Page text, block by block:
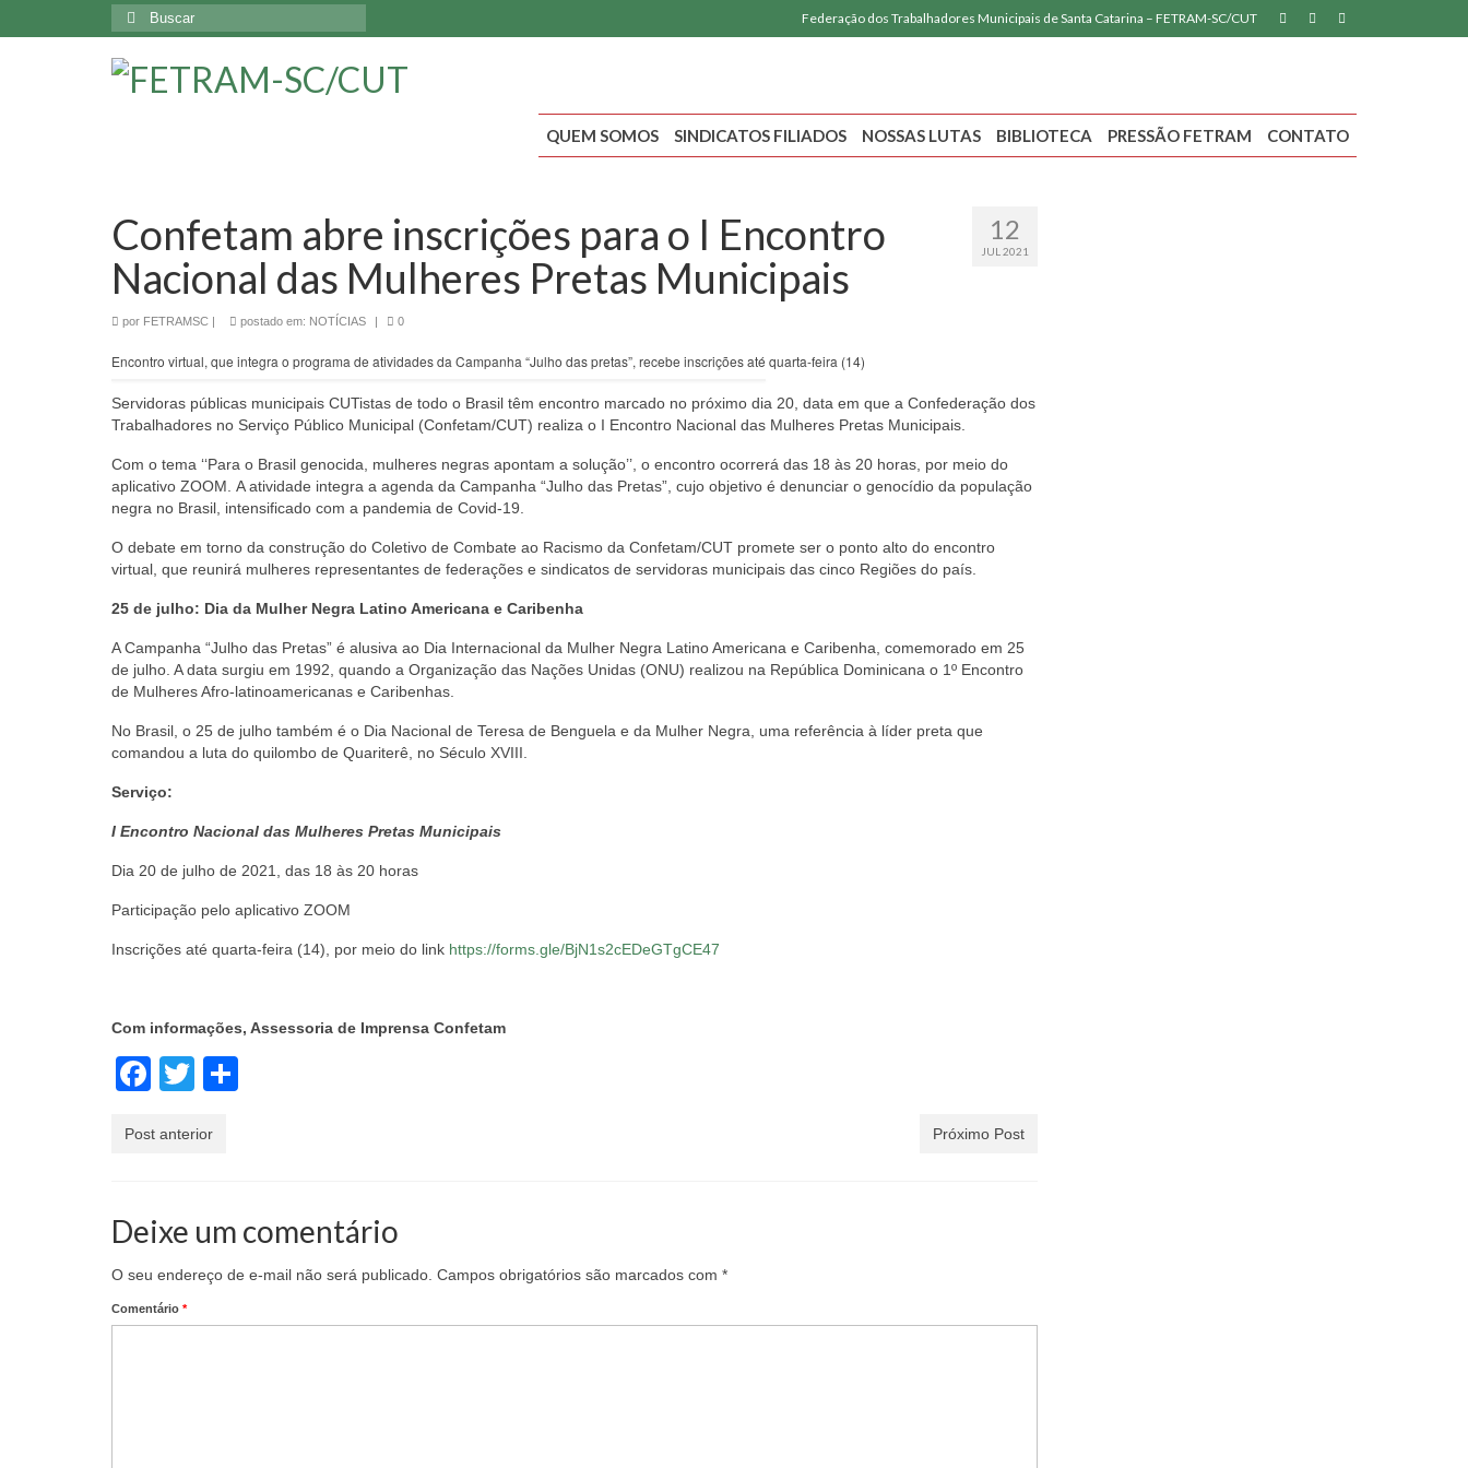
Federação dos Trabalhadores Municipais de Santa Catarina – FETRAM-SC/CUT
Buscar
por:
QUEM SOMOS SINDICATOS FILIADOS NOSSAS LUTAS BIBLIOTECA PRESSÃO FETRAM CONTATO
12
JUL 2021
Confetam abre inscrições para o I Encontro
Nacional das Mulheres Pretas Municipais
por FETRAMSC | postado em: NOTÍCIAS | 0
Encontro virtual, que integra o programa de atividades da Campanha “Julho das pretas”, recebe inscrições até quarta-feira (14)
Servidoras públicas municipais CUTistas de todo o Brasil têm encontro marcado no próximo dia 20, data em que a Confederação dos
Trabalhadores no Serviço Público Municipal (Confetam/CUT) realiza o I Encontro Nacional das Mulheres Pretas Municipais.
Com o tema ‘‘Para o Brasil genocida, mulheres negras apontam a solução’’, o encontro ocorrerá das 18 às 20 horas, por meio do
aplicativo ZOOM. A atividade integra a agenda da Campanha “Julho das Pretas”, cujo objetivo é denunciar o genocídio da população
negra no Brasil, intensificado com a pandemia de Covid-19.
O debate em torno da construção do Coletivo de Combate ao Racismo da Confetam/CUT promete ser o ponto alto do encontro
virtual, que reunirá mulheres representantes de federações e sindicatos de servidoras municipais das cinco Regiões do país.
25 de julho: Dia da Mulher Negra Latino Americana e Caribenha
A Campanha “Julho das Pretas” é alusiva ao Dia Internacional da Mulher Negra Latino Americana e Caribenha, comemorado em 25
de julho. A data surgiu em 1992, quando a Organização das Nações Unidas (ONU) realizou na República Dominicana o 1º Encontro
de Mulheres Afro-latinoamericanas e Caribenhas.
No Brasil, o 25 de julho também é o Dia Nacional de Teresa de Benguela e da Mulher Negra, uma referência à líder preta que
comandou a luta do quilombo de Quariterê, no Século XVIII.
Serviço:
I Encontro Nacional das Mulheres Pretas Municipais
Dia 20 de julho de 2021, das 18 às 20 horas
Participação pelo aplicativo ZOOM
Inscrições até quarta-feira (14), por meio do link https://forms.gle/BjN1s2cEDeGTgCE47
Com informações, Assessoria de Imprensa Confetam
Facebook
Twitter
Post anterior Próximo Post
Deixe um comentário
O seu endereço de e-mail não será publicado. Campos obrigatórios são marcados com *
Comentário *